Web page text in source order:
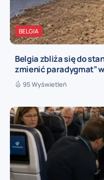
BELGIA
Belgia zbliża się do
zmienić paradygmat”
95 Wyświetleń